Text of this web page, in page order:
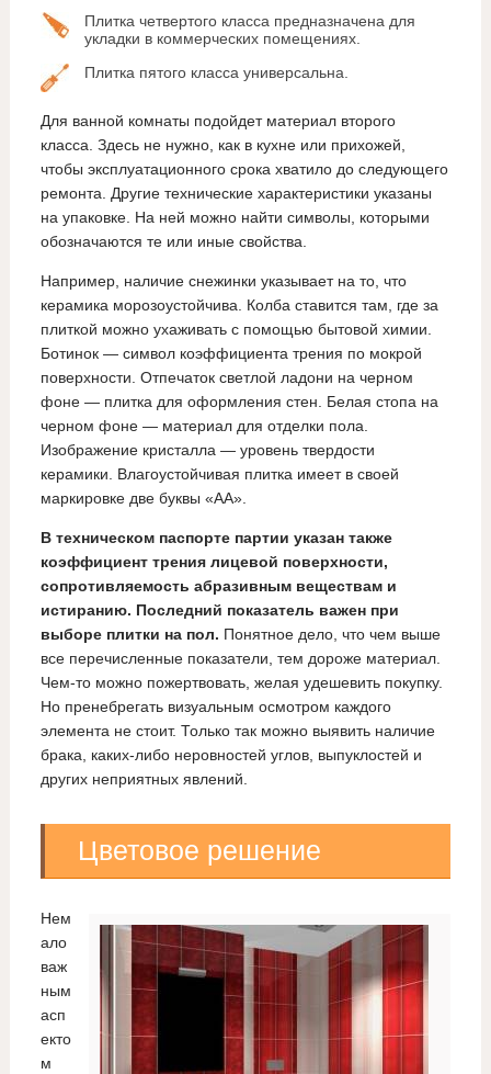
Плитка четвертого класса предназначена для
укладки в коммерческих помещениях.
Плитка пятого класса универсальна.
Для ванной комнаты подойдет материал второго
класса. Здесь не нужно, как в кухне или прихожей,
чтобы эксплуатационного срока хватило до следующего
ремонта. Другие технические характеристики указаны
на упаковке. На ней можно найти символы, которыми
обозначаются те или иные свойства.
Например, наличие снежинки указывает на то, что
керамика морозоустойчива. Колба ставится там, где за
плиткой можно ухаживать с помощью бытовой химии.
Ботинок — символ коэффициента трения по мокрой
поверхности. Отпечаток светлой ладони на черном
фоне — плитка для оформления стен. Белая стопа на
черном фоне — материал для отделки пола.
Изображение кристалла — уровень твердости
керамики. Влагоустойчивая плитка имеет в своей
маркировке две буквы «АА».
В техническом паспорте партии указан также
коэффициент трения лицевой поверхности,
сопротивляемость абразивным веществам и
истиранию. Последний показатель важен при
выборе плитки на пол. Понятное дело, что чем выше
все перечисленные показатели, тем дороже материал.
Чем-то можно пожертвовать, желая удешевить покупку.
Но пренебрегать визуальным осмотром каждого
элемента не стоит. Только так можно выявить наличие
брака, каких-либо неровностей углов, выпуклостей и
других неприятных явлений.
Цветовое решение
Нем
ало
важ
ным
асп
екто
м